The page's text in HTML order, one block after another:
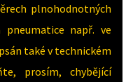
plnohodnotných
pneumatice např. ve
také v technickém
prosím, chybějící